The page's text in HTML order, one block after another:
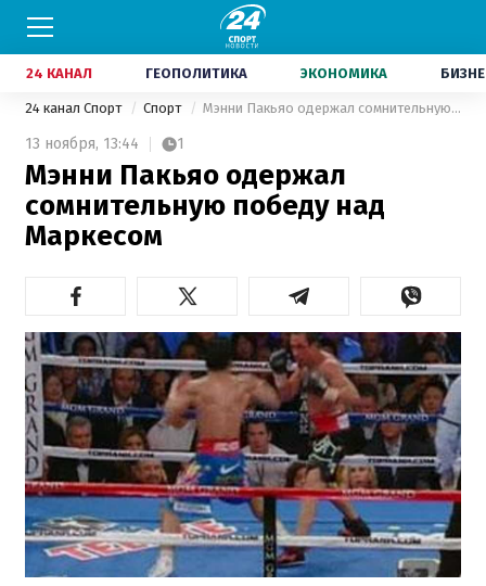
24 КАНАЛ ГЕОПОЛИТИКА ЭКОНОМИКА
24 канал Спорт Спорт Мэнни Пакьяо одержал сомнительную победу над Маркесом
13 ноября, 13:44 1
Мэнни Пакьяо одержал
сомнительную победу над
Маркесом